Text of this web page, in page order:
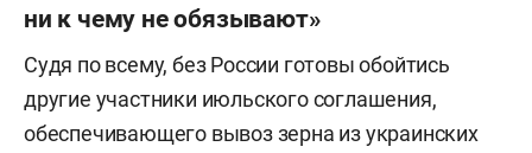
ни к чему не обязывают»
Судя по всему, без России готовы обойтись
другие участники июльского соглашения,
обеспечивающего вывоз зерна из украинских